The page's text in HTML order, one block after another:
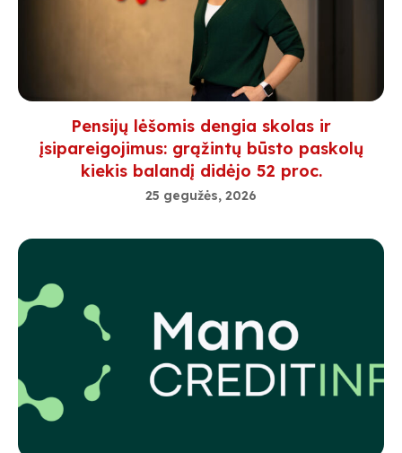
Pensijų lėšomis dengia skolas ir
įsipareigojimus: grąžintų būsto paskolų
kiekis balandį didėjo 52 proc.
25 gegužės, 2026